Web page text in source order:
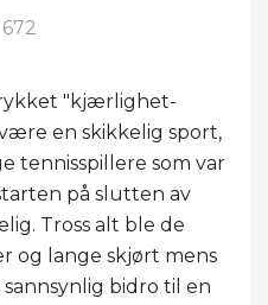
672
"kjærlighet-
en skikkelig sport,
tennisspillere som var
på slutten av
Tross alt ble de
og lange skjørt mens
bidro til en